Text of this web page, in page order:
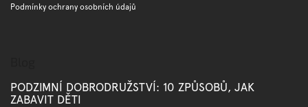
Podmínky ochrany osobních údajů
PODZIMNÍ DOBRODRUŽSTVÍ: 10 ZPŮSOBŮ, JAK
ZABAVIT DĚTI